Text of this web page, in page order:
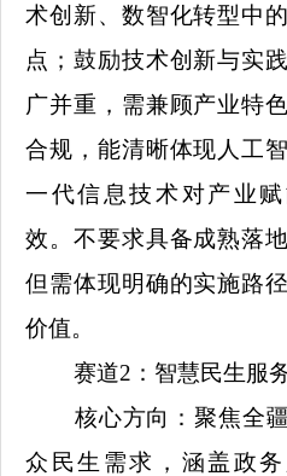
术创新、数智化转型中
点；鼓励技术创新与实
广并重，需兼顾产业特
合规，能清晰体现人工
一代信息技术对产业
效。不要求具备成熟落地
但需体现明确的实施路
价值。
赛道2：智慧民生服
核心方向：聚焦全
众民生需求，涵盖政